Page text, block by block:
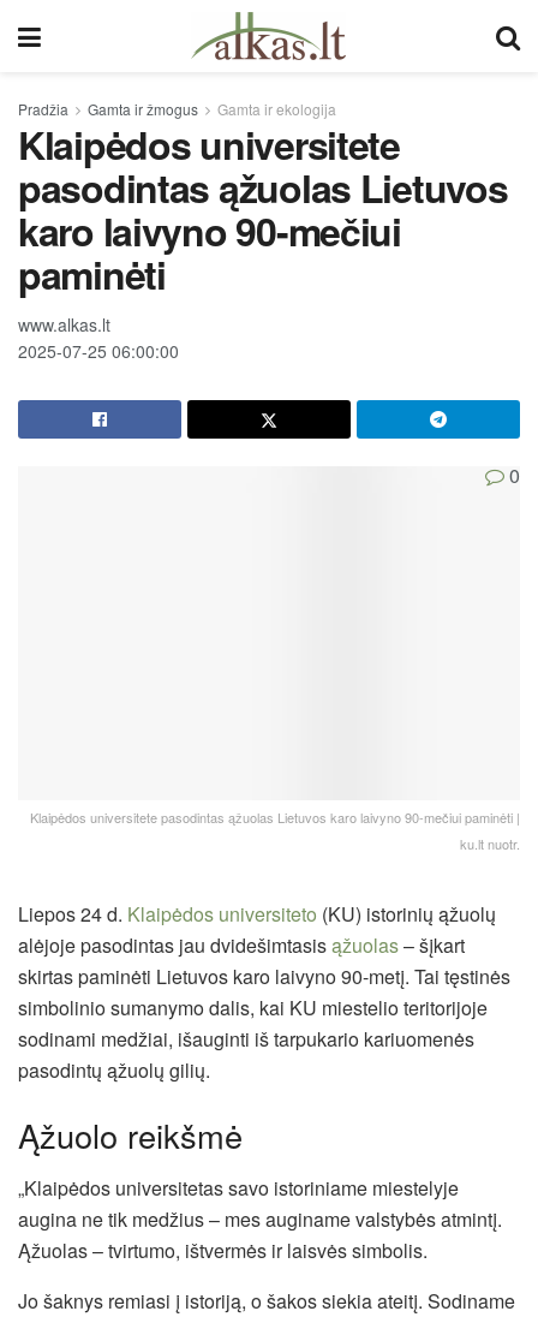
Pradžia Gamta ir žmogus Gamta ir ekologija
Klaipėdos universitete
pasodintas ąžuolas Lietuvos
karo laivyno 90-mečiui
paminėti
www.alkas.lt
2025-07-25 06:00:00
0
Klaipėdos universitete pasodintas ąžuolas Lietuvos karo laivyno 90-mečiui paminėti |
ku.lt nuotr.
Liepos 24 d. Klaipėdos universiteto (KU) istorinių ąžuolų
alėjoje pasodintas jau dvidešimtasisąžuolas– šįkart
skirtas paminėti Lietuvos karo laivyno 90-metį. Tai tęstinės
simbolinio sumanymo dalis, kai KU miestelio teritorijoje
sodinami medžiai, išauginti iš tarpukario kariuomenės
pasodintų ąžuolų gilių.
Ąžuolo reikšmė
„Klaipėdos universitetas savo istoriniame miestelyje
augina ne tik medžius – mes auginame valstybės atmintį.
Ąžuolas – tvirtumo, ištvermės ir laisvės simbolis.
Jo šaknys remiasi į istoriją, o šakos siekia ateitį. Sodiname